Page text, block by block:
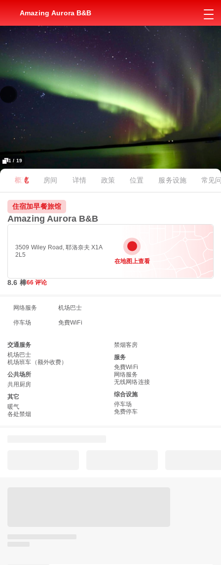
Amazing Aurora B&B
1 / 19
概览 房间 详情 政策 位置 服务设施 常见
住宿加早餐旅馆
Amazing Aurora B&B
3509 Wiley Road, 耶洛奈夫 X1A
2L5
在地图上查看
8.6 棒66 评论
网络服务 机场巴士
停车场 免費WiFi
交通服务
机场巴士
机场班车（额外收费）
公共场所
共用厨房
其它
暖气
各处禁烟
禁烟客房
服务
免費WiFi
网络服务
无线网络连接
综合设施
停车场
免费停车